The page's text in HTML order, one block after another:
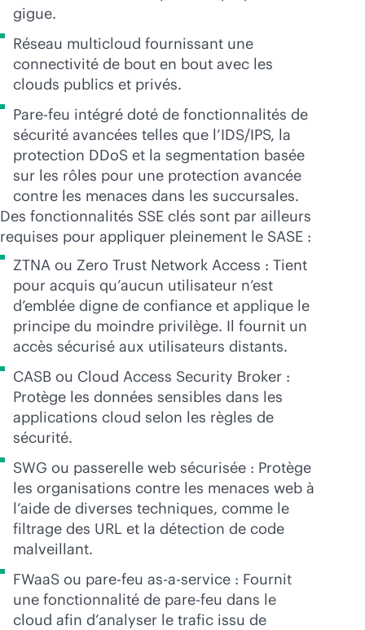
gigue.
Réseau multicloud fournissant une
connectivité de bout en bout avec les
clouds publics et privés.
Pare-feu intégré doté de fonctionnalités de
sécurité avancées telles que l’IDS/IPS, la
protection DDoS et la segmentation basée
sur les rôles pour une protection avancée
contre les menaces dans les succursales.
Des fonctionnalités SSE clés sont par ailleurs
requises pour appliquer pleinement le SASE :
ZTNA ou Zero Trust Network Access : Tient
pour acquis qu’aucun utilisateur n’est
d’emblée digne de confiance et applique le
principe du moindre privilège. Il fournit un
accès sécurisé aux utilisateurs distants.
CASB ou Cloud Access Security Broker :
Protège les données sensibles dans les
applications cloud selon les règles de
sécurité.
SWG ou passerelle web sécurisée : Protège
les organisations contre les menaces web à
l’aide de diverses techniques, comme le
filtrage des URL et la détection de code
malveillant.
FWaaS ou pare-feu as-a-service : Fournit
une fonctionnalité de pare-feu dans le
cloud afin d’analyser le trafic issu de